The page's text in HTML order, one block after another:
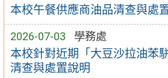
本校午餐供應商油品清查與處
2026-07-03 學務處
本校針對近期「大豆沙拉油苯
清查與處置說明